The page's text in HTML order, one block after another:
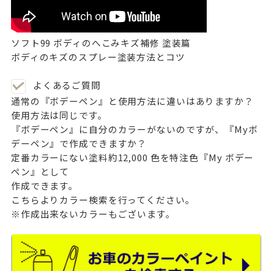
ソフト99 ボディのへこみキズ補修 塗装篇
ボディのキズのスプレー塗装方法とコツ
よくあるご質問
通常の『ボデーペン』と使用方法に違いはありますか？
使用方法は同じです。
『ボデーペン』に自分のカラーがないのですが、『Myボ
デーペン』で作成できますか？
定番カラーにない塗料約12,000 色を特注色『My ボデー
ペン』として
作成できます。
こちら よりカラー検索を行ってください。
※作成出来ないカラーもございます。